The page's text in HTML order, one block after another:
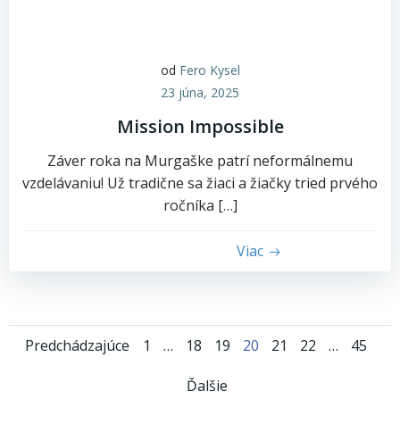
od Fero Kysel
23 júna, 2025
Mission Impossible
Záver roka na Murgaške patrí neformálnemu
vzdelávaniu! Už tradične sa žiaci a žiačky tried prvého
ročníka […]
Viac
Posts
navigation
Predchádzajúce
Posts
navigation
Page
1 … Page
18 Page
19 Page
20 Page
21 Page
22 … Page
45
Posts
Ďalšie